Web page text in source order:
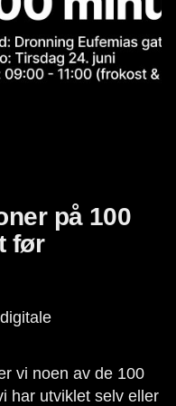
på 100
før
vi noen av de 100
har utviklet selv eller